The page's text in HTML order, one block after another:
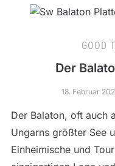
GOOD
Der
18. Februar
Der Balaton, oft auch
Ungarns größter See
Einheimische und